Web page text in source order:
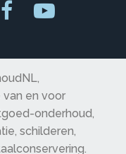
en voor
onderhoud,
schilderen,